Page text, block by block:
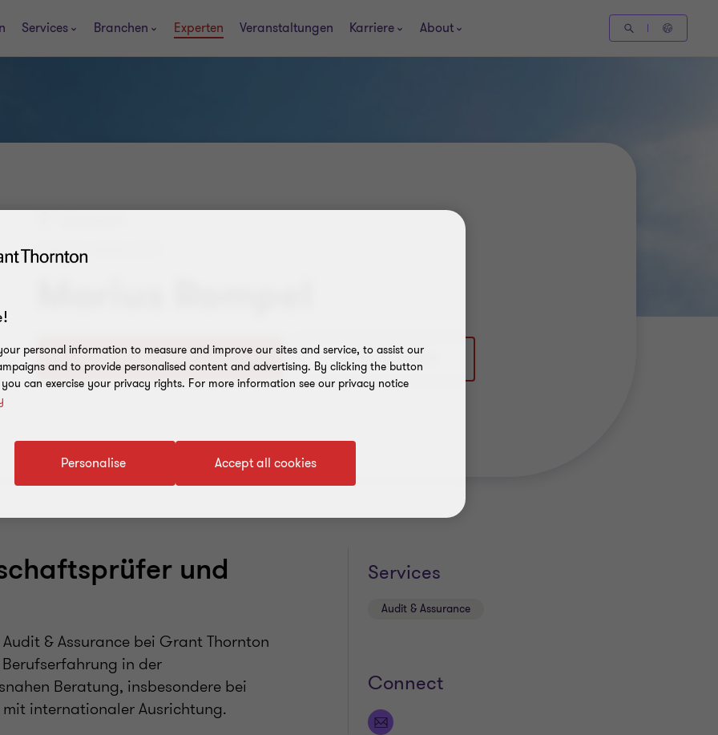
Services Branchen Experten Veranstaltungen Karriere About
SENIOR MANAGER
+49 211 9524 8126
und
& Assurance bei Grant Thornton
in der
Beratung, insbesondere bei
internationaler Ausrichtung.
Services
Audit & Assurance
Connect
personal information to measure and improve our sites and service, to assist our
and to provide personalised content and advertising. By clicking the button
can exercise your privacy rights. For more information see our privacy notice
Accept all cookies
Personalise